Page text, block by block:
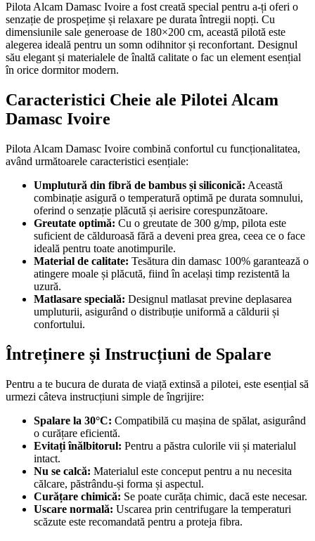
Pilota Alcam Damasc Ivoire a fost creată special pentru a-ți oferi o
senzație de prospețime și relaxare pe durata întregii nopți. Cu
dimensiunile sale generoase de 180×200 cm, această pilotă este
alegerea ideală pentru un somn odihnitor și reconfortant. Designul
său elegant și materialele de înaltă calitate o fac un element esențial
în orice dormitor modern.
Caracteristici Cheie ale Pilotei Alcam
Damasc Ivoire
Pilota Alcam Damasc Ivoire combină confortul cu funcționalitatea,
având următoarele caracteristici esențiale:
Umplutură din fibră de bambus și siliconică: Această
combinație asigură o temperatură optimă pe durata somnului,
oferind o senzație plăcută și aerisire corespunzătoare.
Greutate optimă: Cu o greutate de 300 g/mp, pilota este
suficient de călduroasă fără a deveni prea grea, ceea ce o face
ideală pentru toate anotimpurile.
Material de calitate: Tesătura din damasc 100% garantează o
atingere moale și plăcută, fiind în același timp rezistentă la
uzură.
Matlasare specială: Designul matlasat previne deplasarea
umpluturii, asigurând o distribuție uniformă a căldurii și
confortului.
Întreținere și Instrucțiuni de Spalare
Pentru a te bucura de durata de viață extinsă a pilotei, este esențial să
urmezi câteva instrucțiuni simple de îngrijire:
Spalare la 30°C: Compatibilă cu mașina de spălat, asigurând
o curățare eficientă.
Evitați înălbitorul: Pentru a păstra culorile vii și materialul
intact.
Nu se calcă: Materialul este conceput pentru a nu necesita
călcare, păstrându-și forma și aspectul.
Curățare chimică: Se poate curăța chimic, dacă este necesar.
Uscare normală: Uscarea prin centrifugare la temperaturi
scăzute este recomandată pentru a proteja fibra.